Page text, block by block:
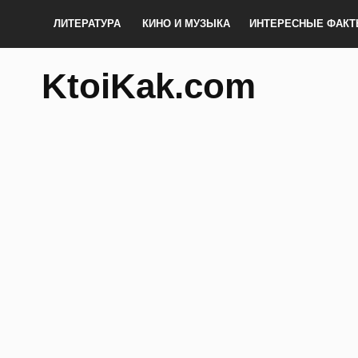
ЛИТЕРАТУРА КИНО И МУЗЫКА ИНТЕРЕСНЫЕ
KtoiKak.com